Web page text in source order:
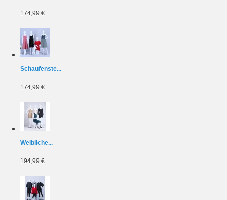
174,99 €
Schaufenste...
174,99 €
Weibliche...
194,99 €